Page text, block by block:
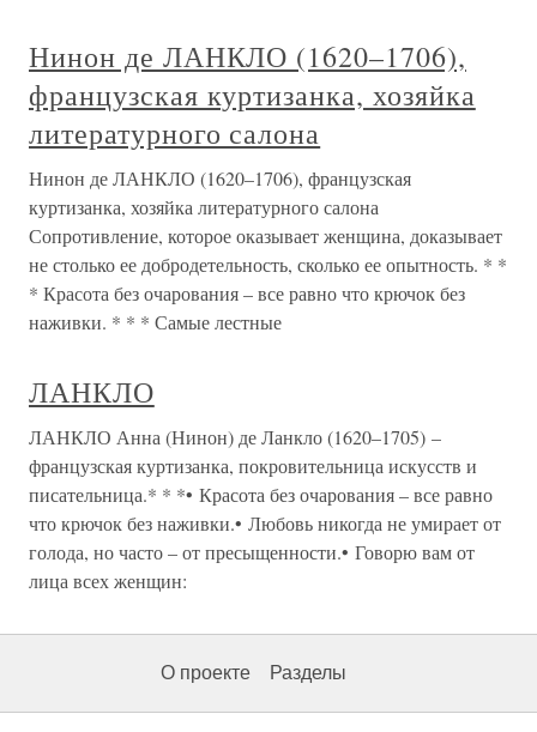
Нинон де ЛАНКЛО (1620–1706),
французская куртизанка, хозяйка
литературного салона
Нинон де ЛАНКЛО (1620–1706), французская
куртизанка, хозяйка литературного салона
Сопротивление, которое оказывает женщина, доказывает
не столько ее добродетельность, сколько ее опытность. * *
* Красота без очарования – все равно что крючок без
наживки. * * * Самые лестные
ЛАНКЛО
ЛАНКЛО Анна (Нинон) де Ланкло (1620–1705) –
французская куртизанка, покровительница искусств и
писательница.* * *• Красота без очарования – все равно
что крючок без наживки.• Любовь никогда не умирает от
голода, но часто – от пресыщенности.• Говорю вам от
лица всех женщин:
О проекте Разделы